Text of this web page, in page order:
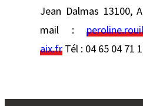
Jean Dalmas 13100,
mail :
aix.fr Tél : 04 65 04 71